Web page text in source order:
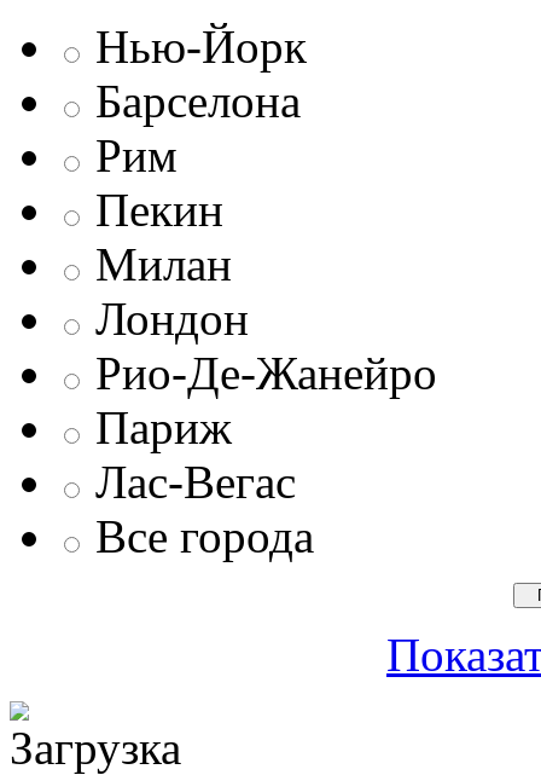
Нью-Йорк
Барселона
Рим
Пекин
Милан
Лондон
Рио-Де-Жанейро
Париж
Лас-Вегас
Все города